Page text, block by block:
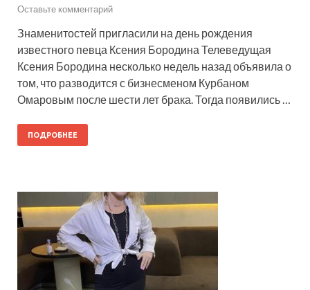
Оставьте комментарий
Знаменитостей пригласили на день рождения
известного певца Ксения Бородина Телеведущая
Ксения Бородина несколько недель назад объявила о
том, что разводится с бизнесменом Курбаном
Омаровым после шести лет брака. Тогда появились …
ПОДРОБНЕЕ